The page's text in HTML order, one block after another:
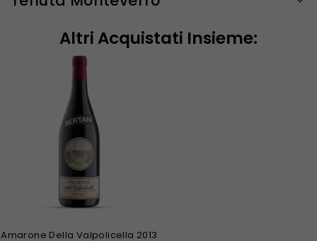
Altri Acquistati Insieme:
Amarone Della Valpolicella 2013